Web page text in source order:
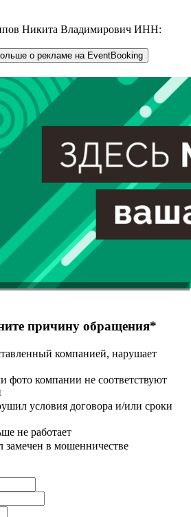
Никита Владимирович ИНН:
о рекламе на EventBooking
причину обращения*
компанией, нарушает
фото компании не соответствуют
условия договора и/или сроки
не работает
замечен в мошенничестве